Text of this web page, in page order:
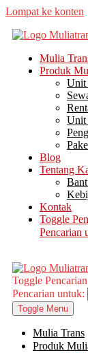
Lompat ke konten
Mulia
Produk
Unit
Unit
Blog
Tentang
Kontak
Toggle
Pencarian
Toggle Pencarian
Pencarian untuk:
Toggle Menu
Mulia Trans
Produk